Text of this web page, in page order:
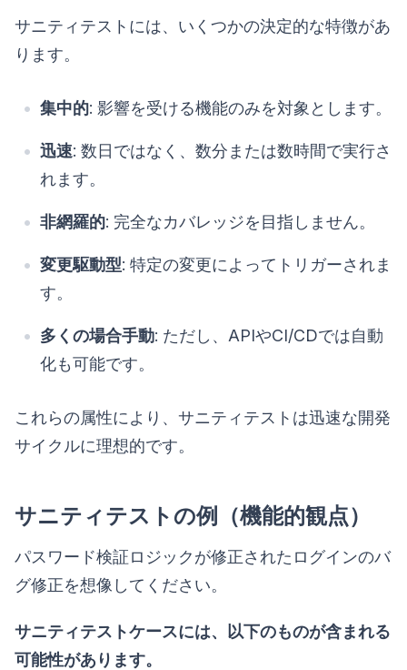
サニティテストには、いくつかの決定的な特徴があ
ります。
集中的: 影響を受ける機能のみを対象とします。
迅速: 数日ではなく、数分または数時間で実行さ
れます。
非網羅的: 完全なカバレッジを目指しません。
変更駆動型: 特定の変更によってトリガーされま
す。
多くの場合手動: ただし、APIやCI/CDでは自動
化も可能です。
これらの属性により、サニティテストは迅速な開発
サイクルに理想的です。
サニティテストの例（機能的観点）
パスワード検証ロジックが修正されたログインのバ
グ修正を想像してください。
サニティテストケースには、以下のものが含まれる
可能性があります。